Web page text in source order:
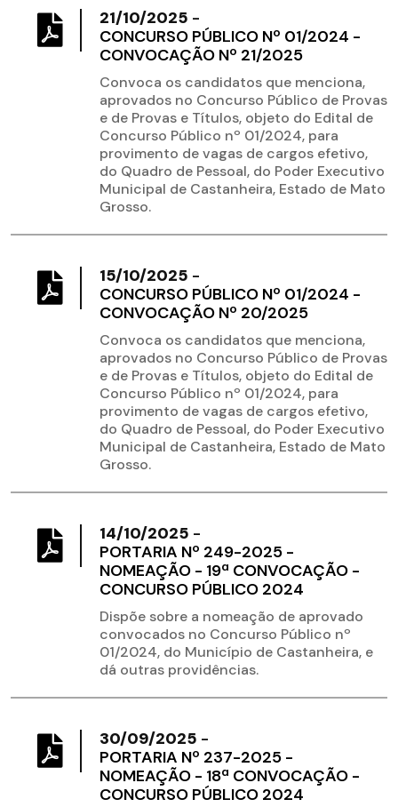
21/10/2025 -
CONCURSO PÚBLICO Nº 01/2024 -
CONVOCAÇÃO Nº 21/2025
Convoca os candidatos que menciona,
aprovados no Concurso Público de Provas
e de Provas e Títulos, objeto do Edital de
Concurso Público nº 01/2024, para
provimento de vagas de cargos efetivo,
do Quadro de Pessoal, do Poder Executivo
Municipal de Castanheira, Estado de Mato
Grosso.
15/10/2025 -
CONCURSO PÚBLICO Nº 01/2024 -
CONVOCAÇÃO Nº 20/2025
Convoca os candidatos que menciona,
aprovados no Concurso Público de Provas
e de Provas e Títulos, objeto do Edital de
Concurso Público nº 01/2024, para
provimento de vagas de cargos efetivo,
do Quadro de Pessoal, do Poder Executivo
Municipal de Castanheira, Estado de Mato
Grosso.
14/10/2025 -
PORTARIA Nº 249-2025 -
NOMEAÇÃO - 19ª CONVOCAÇÃO -
CONCURSO PÚBLICO 2024
Dispõe sobre a nomeação de aprovado
convocados no Concurso Público nº
01/2024, do Município de Castanheira, e
dá outras providências.
30/09/2025 -
PORTARIA Nº 237-2025 -
NOMEAÇÃO - 18ª CONVOCAÇÃO -
CONCURSO PÚBLICO 2024